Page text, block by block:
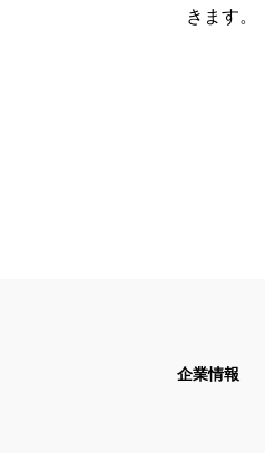
きます。
企業情報